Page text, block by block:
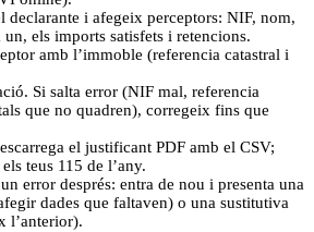
declarante i afegeix perceptors: NIF, nom,
un, els imports satisfets i retencions.
amb l’immoble (referencia catastral i
Si salta error (NIF mal, referencia
que no quadren), corregeix fins que
el justificant PDF amb el CSV;
teus 115 de l’any.
error després: entra de nou i presenta una
dades que faltaven) o una sustitutiva
l’anterior).